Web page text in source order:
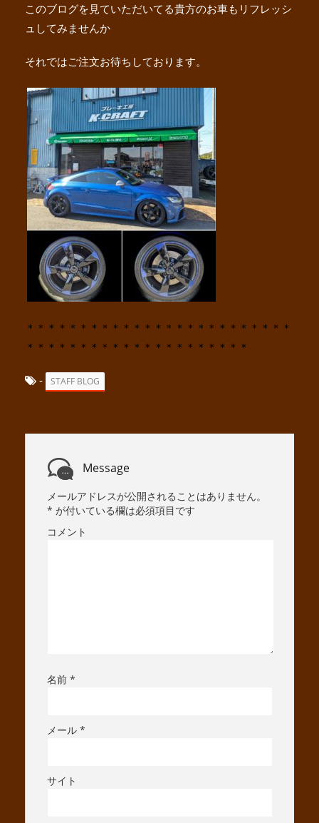
このブログを見ていただいてる貴方のお車もリフレッシ
ュしてみませんか
それではご注文お待ちしております。
＊＊＊＊＊＊＊＊＊＊＊＊＊＊＊＊＊＊＊＊＊＊＊＊＊
＊＊＊＊＊＊＊＊＊＊＊＊＊＊＊＊＊＊＊＊＊
- STAFF BLOG
Message
メールアドレスが公開されることはありません。
* が付いている欄は必須項目です
コメント
名前 *
メール *
サイト